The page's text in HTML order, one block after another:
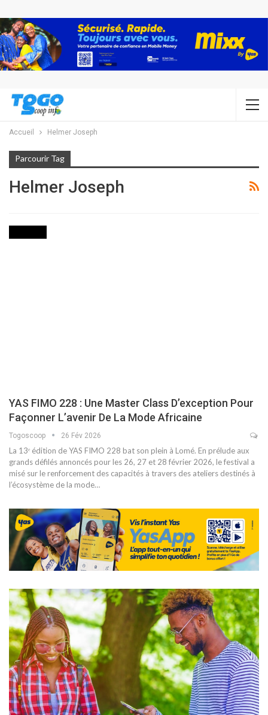
Accueil Helmer Joseph
Parcourir Tag
Helmer Joseph
YAS FIMO 228 : Une Master Class D’exception Pour
Façonner L’avenir De La Mode Africaine
Togoscoop 26 Fév 2026
La 13ᵉ édition de YAS FIMO 228 bat son plein à Lomé. En prélude aux
grands défilés annoncés pour les 26, 27 et 28 février 2026, le festival a
misé sur le renforcement des capacités à travers des ateliers destinés à
l’écosystème de la mode…